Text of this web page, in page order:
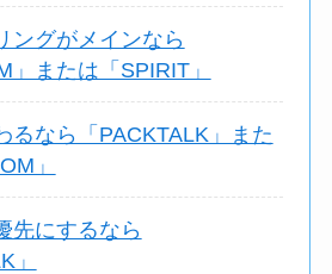
ングがメインなら
」または「SPIRIT」
るなら「PACKTALK」また
」
先にするなら
」